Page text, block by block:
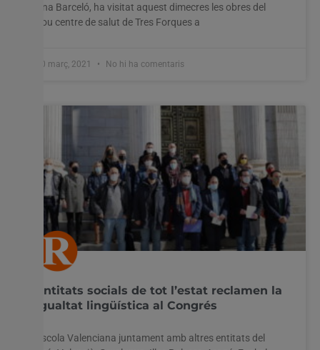
Ana Barceló, ha visitat aquest dimecres les obres del
nou centre de salut de Tres Forques a
10 març, 2021 No hi ha comentaris
Entitats socials de tot l’estat reclamen la
igualtat lingüística al Congrés
Escola Valenciana juntament amb altres entitats del